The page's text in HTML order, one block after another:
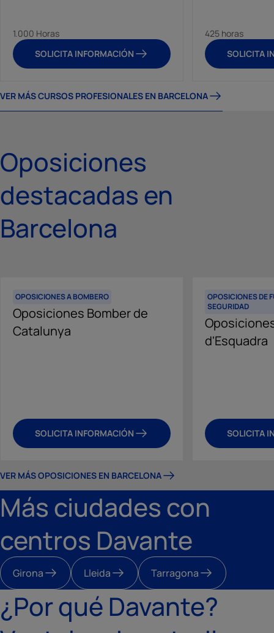
1.000 Horas
SOLICITA INFORMACIÓN
425 horas
SOLICITA
VER MÁS CURSOS PROFESIONALES EN BARCELONA
Oposiciones
destacadas en
Barcelona
OPOSICIONES A BOMBERO
Oposiciones Bomber de
Catalunya
SOLICITA INFORMACIÓN
OPOSICIONES DE
SEGURIDAD
d'Esquadra
SOLICITA
VER MÁS OPOSICIONES EN BARCELONA
Más ciudades con
centros Davante
Girona Lleida Tarragona
¿Por qué Davante?